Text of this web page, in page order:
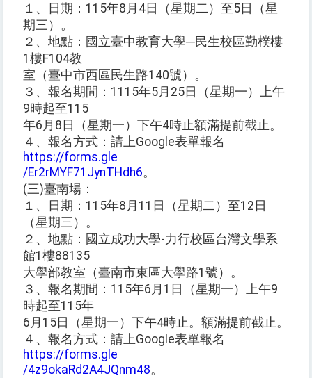
１、日期：115年8月4日（星期二）至5日（星
期三）。
２、地點：國立臺中教育大學─民生校區勤樸樓
1樓F104教
室（臺中市西區民生路140號）。
３、報名期間：1115年5月25日（星期一）上午
9時起至115
年6月8日（星期一）下午4時止額滿提前截止。
４、報名方式：請上Google表單報名
https://forms.gle
/Er2rMYF71JynTHdh6。
(三)臺南場：
１、日期：115年8月11日（星期二）至12日
（星期三）。
２、地點：國立成功大學-力行校區台灣文學系
館1樓88135
大學部教室（臺南市東區大學路1號）。
３、報名期間：115年6月1日（星期一）上午9
時起至115年
6月15日（星期一）下午4時止。額滿提前截止。
４、報名方式：請上Google表單報名
https://forms.gle
/4z9okaRd2A4JQnm48。